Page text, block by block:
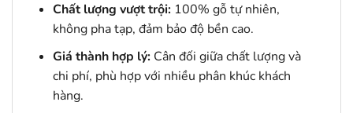
Chất lượng vượt trội:100% gỗ tự nhiên,
không pha tạp, đảm bảo độ bền cao.
Giá thành hợp lý:Cân đối giữa chất lượng và
chi phí, phù hợp với nhiều phân khúc khách
hàng.